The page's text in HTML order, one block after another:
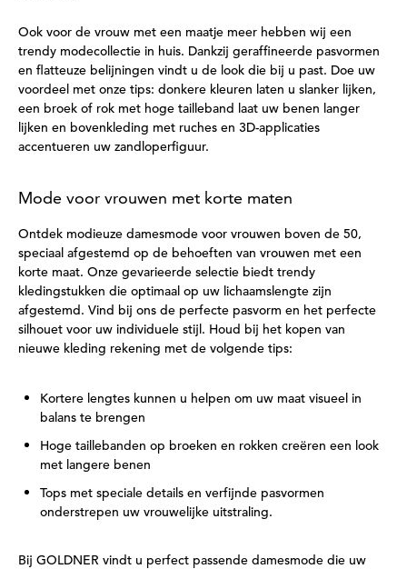
Ook voor de vrouw met een maatje meer hebben wij een
trendy modecollectie in huis. Dankzij geraffineerde pasvormen
en flatteuze belijningen vindt u de look die bij u past. Doe uw
voordeel met onze tips: donkere kleuren laten u slanker lijken,
een broek of rok met hoge tailleband laat uw benen langer
lijken en bovenkleding met ruches en 3D-applicaties
accentueren uw zandloperfiguur.
Mode voor vrouwen met korte maten
Ontdek modieuze damesmode voor vrouwen boven de 50,
speciaal afgestemd op de behoeften van vrouwen met een
korte maat. Onze gevarieerde selectie biedt trendy
kledingstukken die optimaal op uw lichaamslengte zijn
afgestemd. Vind bij ons de perfecte pasvorm en het perfecte
silhouet voor uw individuele stijl. Houd bij het kopen van
nieuwe kleding rekening met de volgende tips:
Kortere lengtes kunnen u helpen om uw maat visueel in
balans te brengen
Hoge taillebanden op broeken en rokken creëren een look
met langere benen
Tops met speciale details en verfijnde pasvormen
onderstrepen uw vrouwelijke uitstraling.
Bij GOLDNER vindt u perfect passende damesmode die uw